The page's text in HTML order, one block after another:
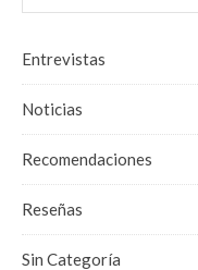
Entrevistas
Noticias
Recomendaciones
Reseñas
Sin Categoría